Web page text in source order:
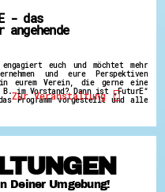
- das
euch und möchtet mehr
und eure Perspektiven
eurem Verein, die gerne eine
im Vorstand? Dann ist „FuturE“
Programm vorgestellt und alle
Zur Veranstaltung
Deiner Umgebung!